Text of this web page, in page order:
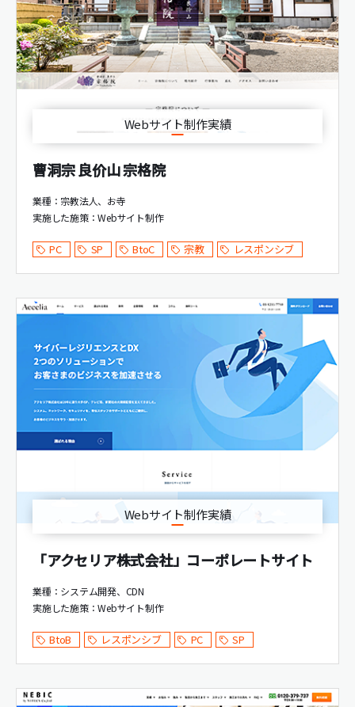
Webサイト制作実績
曹洞宗 良价山 宗格院
業種：宗教法人、お寺
実施した施策：Webサイト制作
PC SP BtoC 宗教 レスポンシブ
Webサイト制作実績
「アクセリア株式会社」コーポレートサイト
業種：システム開発、CDN
実施した施策：Webサイト制作
BtoB レスポンシブ PC SP